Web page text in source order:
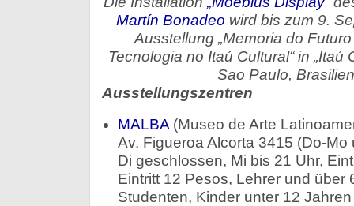
Martín Bonadeo wird bis zum 9.
Ausstellung „Memoria do
Tecnologia no Itaú Cultural“ in „Itaú
Sao Paulo,
Ausstellungszentren
MALBA(Museo de Arte
Av. Figueroa Alcorta 3415 (Do-
Di geschlossen, Mi bis 21 Uhr,
Eintritt 12 Pesos, Lehrer und über
Studenten, Kinder unter 12